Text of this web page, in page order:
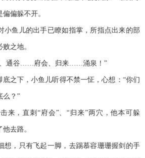
偏躲不开。
鱼儿的出手已瞭如指掌，所指点出来的部
之地。
通谷……府会、归来……涌泉！”
之下，小鱼儿听得不禁一怔，心想：“你们
么？”
，直刺“府会”、“归来”两穴，他本可躲
去路。
，只有飞起一脚，去踢慕容珊珊握剑的手